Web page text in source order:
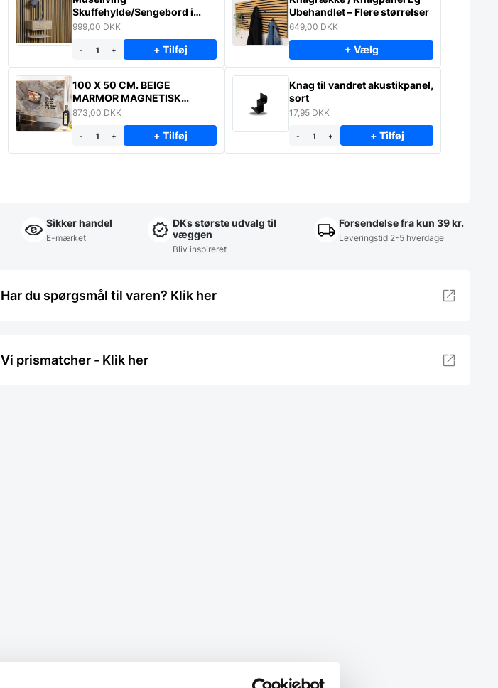
Skuffehylde/Sengebord i
massiv eg
999,00 DKK
- + + Tilføj
100 X 50 CM. BEIGE
MARMOR MAGNETISK
STÆNKPLADE
873,00 DKK
- + + Tilføj
Ubehandlet – Flere størrelser
649,00 DKK
+ Vælg
Knag til vandret akustikpanel,
sort
17,95 DKK
- + + Tilføj
Sikker handel
E-mærket
DKs største udvalg til
væggen
Bliv inspireret
Forsendelse fra kun 39 kr.
Leveringstid 2-5 hverdage
Har du spørgsmål til varen? Klik her
Vi prismatcher - Klik her